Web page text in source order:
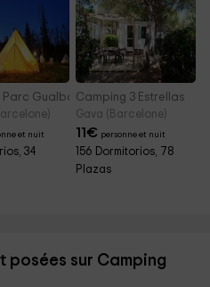
Gualba
et nuit
34
Camping 3 Estrellas
Gava (Barcelone)
11€ personne et nuit
156 Dormitorios, 78
Plazas
posées sur Camping